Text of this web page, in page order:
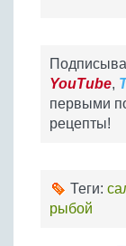
YouTube,
первыми
рецепты!
Теги:
рыбой